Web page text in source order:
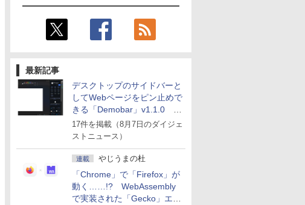
最新記事
デスクトップのサイドバーと
してWebページをピン止めで
きる「Demobar」v1.1.0 ほ
か
17件を掲載（8月7日のダイジェ
ストニュース）
連載 やじうまの杜
「Chrome」で「Firefox」が
動く……!? WebAssembly
で実装された「Gecko」エン